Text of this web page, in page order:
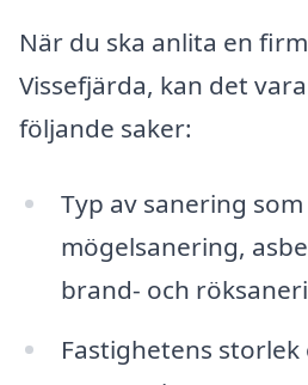
När du ska anlita en
Vissefjärda, kan det
följande saker:
Typ av sanering
mögelsanering,
brand- och
Fastighetens